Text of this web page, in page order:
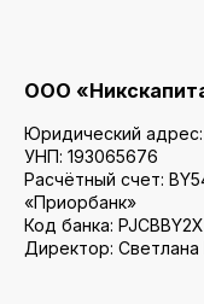
ООО
Юридический адрес:
УНП: 193065676
Расчётный счет:
«Приорбанк»
Код банка: PJCBBY2X
Директор: Светлана